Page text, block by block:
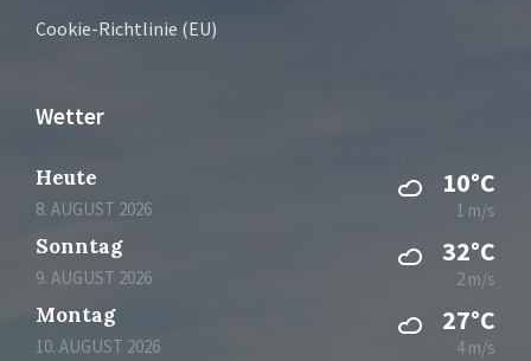
Cookie-Richtlinie (EU)
Wetter
Heute
8. AUGUST 2026
10°C
1 m/s
Sonntag
9. AUGUST 2026
32°C
2 m/s
Montag
10. AUGUST 2026
27°C
4 m/s